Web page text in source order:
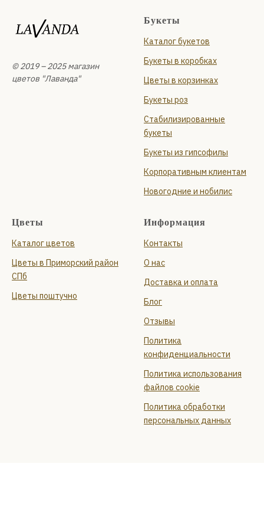
© 2019 – 2025 магазин
цветов "Лаванда"
Букеты
Каталог букетов
Букеты в коробках
Цветы в корзинках
Букеты роз
Стабилизированные
букеты
Букеты из гипсофилы
Корпоративным клиентам
Новогодние и нобилис
Цветы
Каталог цветов
Цветы в Приморский район
СПб
Цветы поштучно
Информация
Контакты
О нас
Доставка и оплата
Блог
Отзывы
Политика
конфиденциальности
Политика использования
файлов cookie
Политика обработки
персональных данных